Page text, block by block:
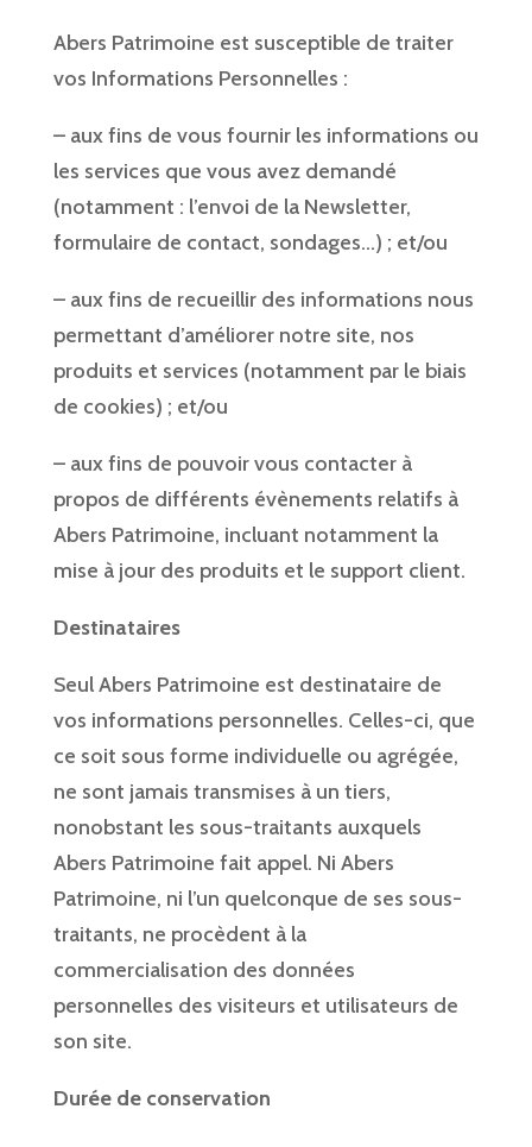
Abers Patrimoine est susceptible de traiter
vos Informations Personnelles :
– aux fins de vous fournir les informations ou
les services que vous avez demandé
(notamment : l’envoi de la Newsletter,
formulaire de contact, sondages…) ; et/ou
– aux fins de recueillir des informations nous
permettant d’améliorer notre site, nos
produits et services (notamment par le biais
de cookies) ; et/ou
– aux fins de pouvoir vous contacter à
propos de différents évènements relatifs à
Abers Patrimoine, incluant notamment la
mise à jour des produits et le support client.
Destinataires
Seul Abers Patrimoine est destinataire de
vos informations personnelles. Celles-ci, que
ce soit sous forme individuelle ou agrégée,
ne sont jamais transmises à un tiers,
nonobstant les sous-traitants auxquels
Abers Patrimoine fait appel. Ni Abers
Patrimoine, ni l’un quelconque de ses sous-
traitants, ne procèdent à la
commercialisation des données
personnelles des visiteurs et utilisateurs de
son site.
Durée de conservation